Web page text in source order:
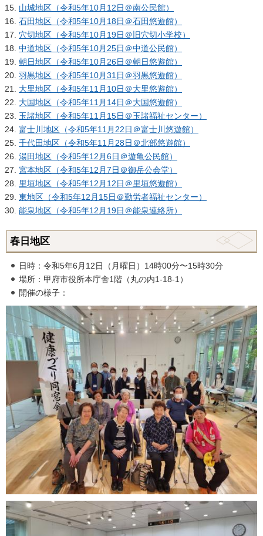
山城地区（令和5年10月12日＠南公民館）
石田地区（令和5年10月18日＠石田悠遊館）
穴切地区（令和5年10月19日＠旧穴切小学校）
中道地区（令和5年10月25日＠中道公民館）
朝日地区（令和5年10月26日＠朝日悠遊館）
羽黒地区（令和5年10月31日＠羽黒悠遊館）
大里地区（令和5年11月10日＠大里悠遊館）
大国地区（令和5年11月14日＠大国悠遊館）
玉諸地区（令和5年11月15日＠玉諸福祉センター）
富士川地区（令和5年11月22日＠富士川悠遊館）
千代田地区（令和5年11月28日＠北部悠遊館）
湯田地区（令和5年12月6日＠遊亀公民館）
宮本地区（令和5年12月7日＠御岳公会堂）
里垣地区（令和5年12月12日＠里垣悠遊館）
東地区（令和5年12月15日＠勤労者福祉センター）
能泉地区（令和5年12月19日＠能泉連絡所）
春日地区
日時：令和5年6月12日（月曜日）14時00分〜15時30分
場所：甲府市役所本庁舎1階（丸の内1-18-1）
開催の様子：